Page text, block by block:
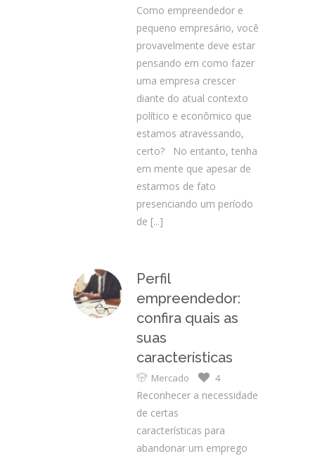
Como empreendedor e
pequeno empresário, você
provavelmente deve estar
pensando em como fazer
uma empresa crescer
diante do atual contexto
político e econômico que
estamos atravessando,
certo? No entanto, tenha
em mente que apesar de
estarmos de fato
presenciando um período
de [...]
Perfil
empreendedor:
confira quais as
suas
características
Mercado 4
Reconhecer a necessidade
de certas
características para
abandonar um emprego